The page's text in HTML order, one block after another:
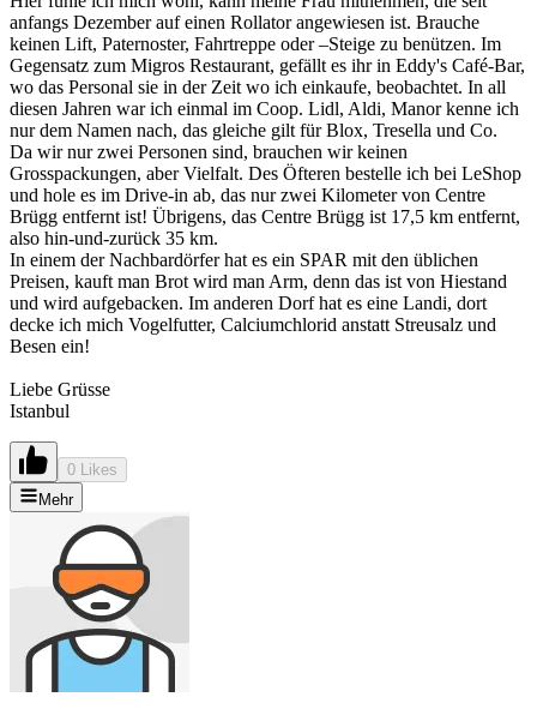
anfangs Dezember auf einen Rollator angewiesen ist. Brauche
keinen Lift, Paternoster, Fahrtreppe oder –Steige zu benützen. Im
Gegensatz zum Migros Restaurant, gefällt es ihr in Eddy's Café-Bar,
wo das Personal sie in der Zeit wo ich einkaufe, beobachtet. In all
diesen Jahren war ich einmal im Coop. Lidl, Aldi, Manor kenne ich
nur dem Namen nach, das gleiche gilt für Blox, Tresella und Co.
Da wir nur zwei Personen sind, brauchen wir keinen
Grosspackungen, aber Vielfalt. Des Öfteren bestelle ich bei LeShop
und hole es im Drive-in ab, das nur zwei Kilometer von Centre
Brügg entfernt ist! Übrigens, das Centre Brügg ist 17,5 km entfernt,
also hin-und-zurück 35 km.
In einem der Nachbardörfer hat es ein SPAR mit den üblichen
Preisen, kauft man Brot wird man Arm, denn das ist von Hiestand
und wird aufgebacken. Im anderen Dorf hat es eine Landi, dort
decke ich mich Vogelfutter, Calciumchlorid anstatt Streusalz und
Besen ein!
Liebe Grüsse
Istanbul
0 Likes
Mehr